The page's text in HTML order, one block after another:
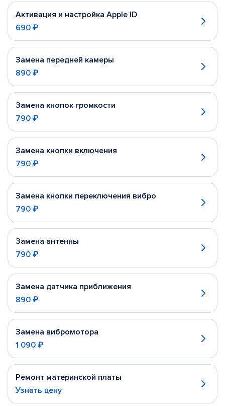
Активация и настройка Apple ID
690 ₽
Замена передней камеры
890 ₽
Замена кнопок громкости
790 ₽
Замена кнопки включения
790 ₽
Замена кнопки переключения вибро
790 ₽
Замена антенны
790 ₽
Замена датчика приближения
890 ₽
Замена вибромотора
1 090 ₽
Ремонт материнской платы
Узнать цену